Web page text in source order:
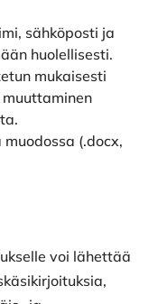
sähköposti ja
huolellisesti.
mukaisesti
(.docx,
voi lähettää